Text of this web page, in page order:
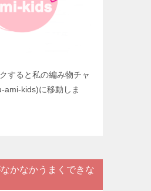
すると私の編み物チャ
ami-kids)に移動しま
かなかうまくできな